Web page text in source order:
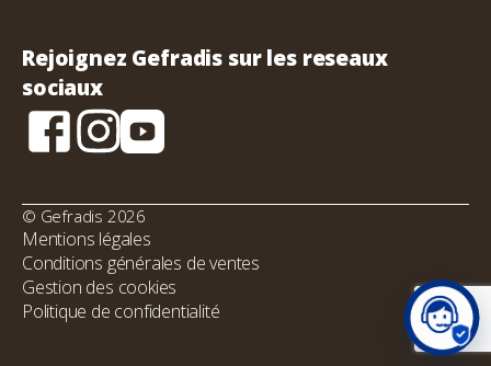
Rejoignez Gefradis sur les reseaux
sociaux
© Gefradis 2026
Mentions légales
Conditions générales de ventes
Gestion des cookies
Politique de confidentialité